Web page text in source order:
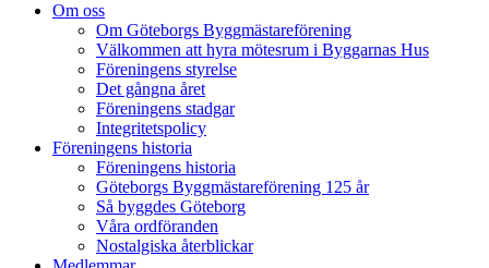
Om oss
Om Göteborgs Byggmästareförening
Välkommen att hyra mötesrum i Byggarnas Hus
Föreningens styrelse
Det gångna året
Föreningens stadgar
Integritetspolicy
Föreningens historia
Föreningens historia
Göteborgs Byggmästareförening 125 år
Så byggdes Göteborg
Våra ordföranden
Nostalgiska återblickar